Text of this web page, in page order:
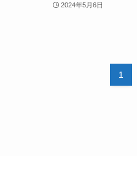
2024年5月6日
1